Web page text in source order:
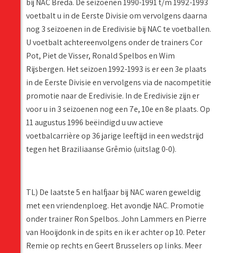
bij NAC Breda. De seizoenen 1990-1991 t/m 1992-1993
voetbalt u in de Eerste Divisie om vervolgens daarna
nog 3 seizoenen in de Eredivisie bij NAC te voetballen.
U voetbalt achtereenvolgens onder de trainers Cor
Pot, Piet de Visser, Ronald Spelbos en Wim
Rijsbergen. Het seizoen 1992-1993 is er een 3e plaats
in de Eerste Divisie en vervolgens via de nacompetitie
promotie naar de Eredivisie. In de Eredivisie zijn er
voor u in 3 seizoenen nog een 7e, 10e en 8e plaats. Op
11 augustus 1996 beëindigd u uw actieve
voetbalcarrière op 36 jarige leeftijd in een wedstrijd
tegen het Braziliaanse Grêmio (uitslag 0-0).
TL) De laatste 5 en halfjaar bij NAC waren geweldig
met een vriendenploeg. Het avondje NAC. Promotie
onder trainer Ron Spelbos. John Lammers en Pierre
van Hooijdonk in de spits en ik er achter op 10. Peter
Remie op rechts en Geert Brusselers op links. Meer